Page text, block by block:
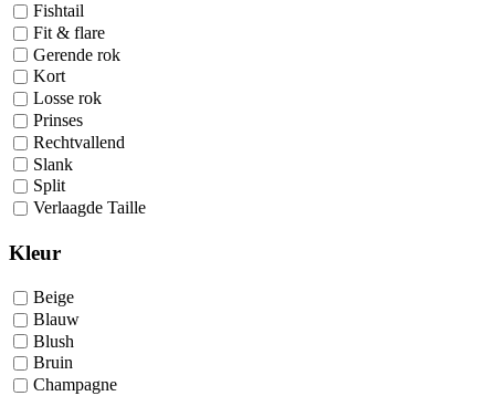
Fishtail
Fit & flare
Gerende rok
Kort
Losse rok
Prinses
Rechtvallend
Slank
Split
Verlaagde Taille
Kleur
Beige
Blauw
Blush
Bruin
Champagne